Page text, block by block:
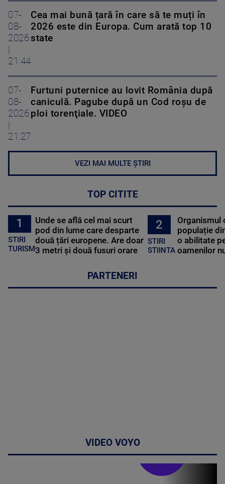
07-
08-
2026
21:44
Cea mai bună țară în care să te muți în
2026 este din Europa. Cum arată top 10
state
07-
08-
2026
21:27
Furtuni puternice au lovit România după
caniculă. Pagube după un Cod roşu de
ploi torenţiale. VIDEO
VEZI MAI MULTE ȘTIRI
TOP CITITE
1
STIRI
TURISM
Unde se află cel mai scurt
pod din lume care desparte
două țări europene. Are doar
3 metri și două fusuri orare
2
STIRI
STIINTA
Organismul
populație
o abilitate
oamenilor
PARTENERI
VIDEO VOYO